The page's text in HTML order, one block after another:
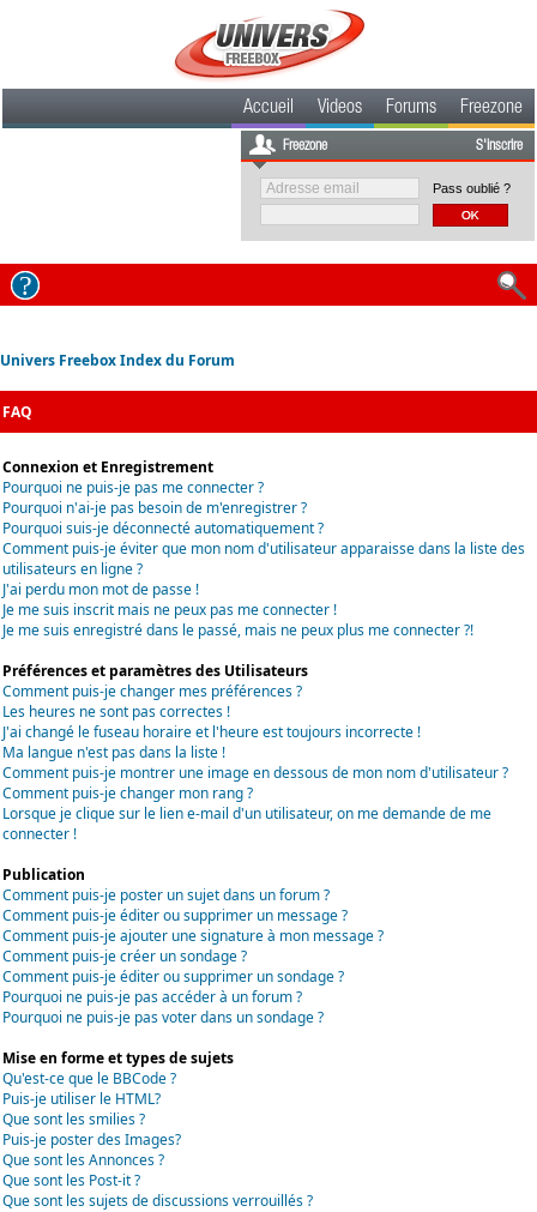
Accueil Videos Forums Freezone
Freezone S'inscrire
Pass oublié ?
Univers Freebox Index du Forum
FAQ
Connexion et Enregistrement
Pourquoi ne puis-je pas me connecter ?
Pourquoi n'ai-je pas besoin de m'enregistrer ?
Pourquoi suis-je déconnecté automatiquement ?
Comment puis-je éviter que mon nom d'utilisateur apparaisse dans la liste des
utilisateurs en ligne ?
J'ai perdu mon mot de passe !
Je me suis inscrit mais ne peux pas me connecter !
Je me suis enregistré dans le passé, mais ne peux plus me connecter ?!
Préférences et paramètres des Utilisateurs
Comment puis-je changer mes préférences ?
Les heures ne sont pas correctes !
J'ai changé le fuseau horaire et l'heure est toujours incorrecte !
Ma langue n'est pas dans la liste !
Comment puis-je montrer une image en dessous de mon nom d'utilisateur ?
Comment puis-je changer mon rang ?
Lorsque je clique sur le lien e-mail d'un utilisateur, on me demande de me
connecter !
Publication
Comment puis-je poster un sujet dans un forum ?
Comment puis-je éditer ou supprimer un message ?
Comment puis-je ajouter une signature à mon message ?
Comment puis-je créer un sondage ?
Comment puis-je éditer ou supprimer un sondage ?
Pourquoi ne puis-je pas accéder à un forum ?
Pourquoi ne puis-je pas voter dans un sondage ?
Mise en forme et types de sujets
Qu'est-ce que le BBCode ?
Puis-je utiliser le HTML?
Que sont les smilies ?
Puis-je poster des Images?
Que sont les Annonces ?
Que sont les Post-it ?
Que sont les sujets de discussions verrouillés ?